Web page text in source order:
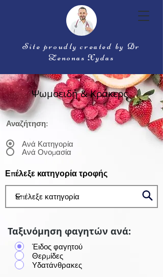
Site proudly created by Dr
Zenonas Xydas
Ψωμοειδή & Κράκερς
Αναζήτηση:
Ανά Κατηγορία
Ανά Ονομασία
Επέλεξε κατηγορία τροφής
Ταξινόμηση φαγητών ανά:
Έιδος φαγητού
Θερμίδες
Υδατάνθρακες